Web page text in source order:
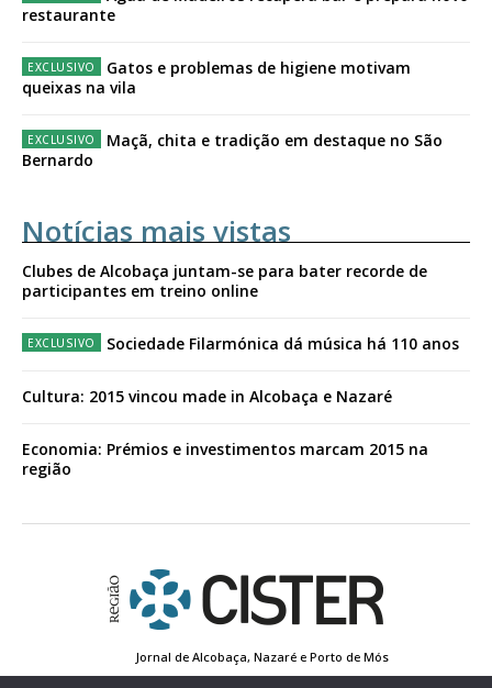
restaurante
Gatos e problemas de higiene motivam
queixas na vila
Maçã, chita e tradição em destaque no São
Bernardo
Notícias mais vistas
Clubes de Alcobaça juntam-se para bater recorde de
participantes em treino online
Sociedade Filarmónica dá música há 110 anos
Cultura: 2015 vincou made in Alcobaça e Nazaré
Economia: Prémios e investimentos marcam 2015 na
região
Jornal de Alcobaça, Nazaré e Porto de Mós
Estatuto Editorial
Contactos
Política de Privacidade